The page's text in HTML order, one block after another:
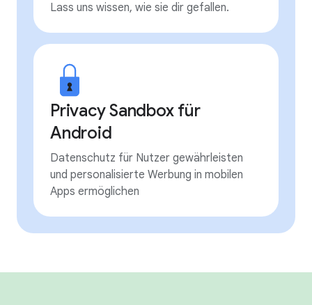
Lass uns wissen, wie sie dir gefallen.
Privacy Sandbox für
Android
Datenschutz für Nutzer gewährleisten
und personalisierte Werbung in mobilen
Apps ermöglichen